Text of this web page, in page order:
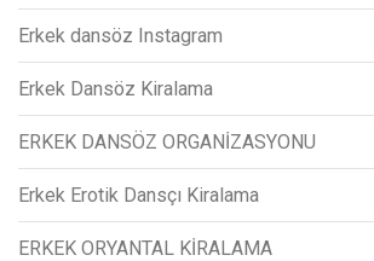
Erkek dansöz Instagram
Erkek Dansöz Kiralama
ERKEK DANSÖZ ORGANİZASYONU
Erkek Erotik Dansçı Kiralama
ERKEK ORYANTAL KİRALAMA